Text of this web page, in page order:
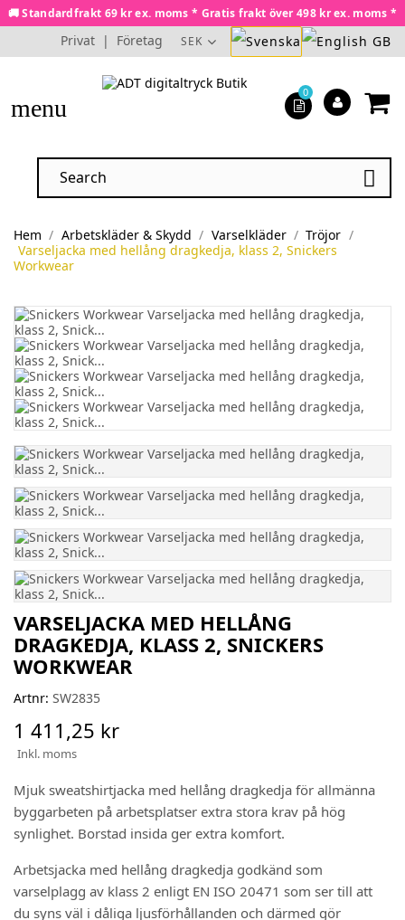
🚚 Standardfrakt 69 kr ex. moms * Gratis frakt över 498 kr ex. moms *
Privat | Företag SEK
menu

0
Hem Arbetskläder & Skydd Varselkläder
Tröjor
Varseljacka med hellång dragkedja, klass 2, Snickers
Workwear
VARSELJACKA MED HELLÅNG
DRAGKEDJA, KLASS 2, SNICKERS
WORKWEAR
Artnr: SW2835
1 411,25 kr
Inkl. moms
Mjuk sweatshirtjacka med hellång dragkedja för allmänna
byggarbeten på arbetsplatser extra stora krav på hög
synlighet. Borstad insida ger extra komfort.
Arbetsjacka med hellång dragkedja godkänd som
varselplagg av klass 2 enligt EN ISO 20471 som ser till att
du syns väl i dåliga ljusförhållanden och därmed gör